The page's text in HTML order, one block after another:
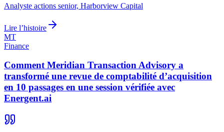
Analyste actions senior, Harborview Capital
Lire l’histoire
MT
Finance
Comment Meridian Transaction Advisory a
transformé une revue de comptabilité d’acquisition
en 10 passages en une session vérifiée avec
Energent.ai